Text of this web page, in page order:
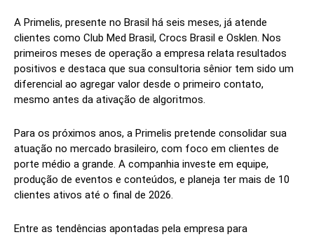
A Primelis, presente no Brasil há seis meses, já atende
clientes como Club Med Brasil, Crocs Brasil e Osklen. Nos
primeiros meses de operação a empresa relata resultados
positivos e destaca que sua consultoria sênior tem sido um
diferencial ao agregar valor desde o primeiro contato,
mesmo antes da ativação de algoritmos.
Para os próximos anos, a Primelis pretende consolidar sua
atuação no mercado brasileiro, com foco em clientes de
porte médio a grande. A companhia investe em equipe,
produção de eventos e conteúdos, e planeja ter mais de 10
clientes ativos até o final de 2026.
Entre as tendências apontadas pela empresa para